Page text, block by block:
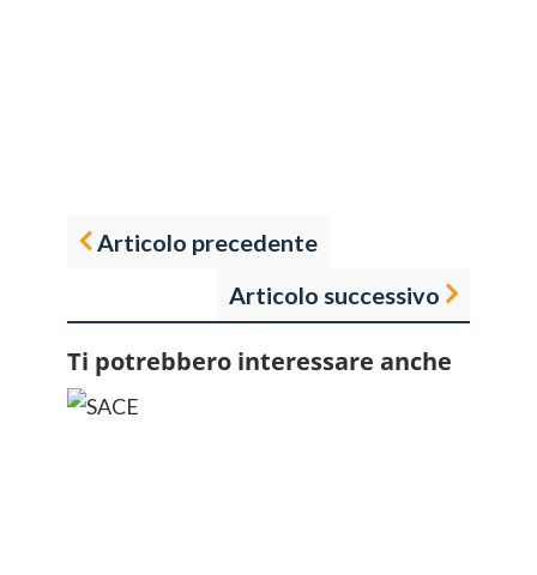
Articolo precedente
Articolo successivo
Ti potrebbero interessare anche